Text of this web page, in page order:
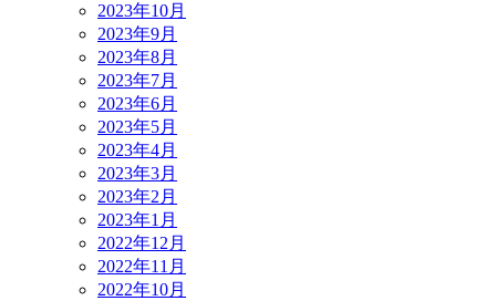
2023年10月
2023年9月
2023年8月
2023年7月
2023年6月
2023年5月
2023年4月
2023年3月
2023年2月
2023年1月
2022年12月
2022年11月
2022年10月